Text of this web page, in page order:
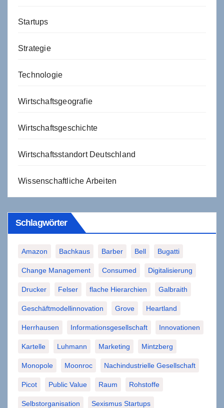
Startups
Strategie
Technologie
Wirtschaftsgeografie
Wirtschaftsgeschichte
Wirtschaftsstandort Deutschland
Wissenschaftliche Arbeiten
Schlagwörter
Amazon Bachkaus Barber Bell Bugatti
Change Management Consumed Digitalisierung
Drucker Felser flache Hierarchien Galbraith
Geschäftmodellinnovation Grove Heartland
Herrhausen Informationsgesellschaft Innovationen
Kartelle Luhmann Marketing Mintzberg
Monopole Moonroc Nachindustrielle Gesellschaft
Picot Public Value Raum Rohstoffe
Selbstorganisation Sexismus Startups